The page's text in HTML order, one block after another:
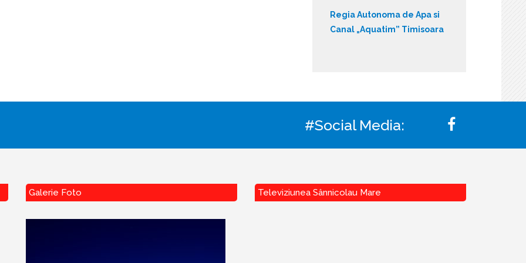
Regia Autonoma de Apa si
Canal „Aquatim” Timisoara
#Social Media:
Galerie Foto Televiziunea Sânnicolau Mare